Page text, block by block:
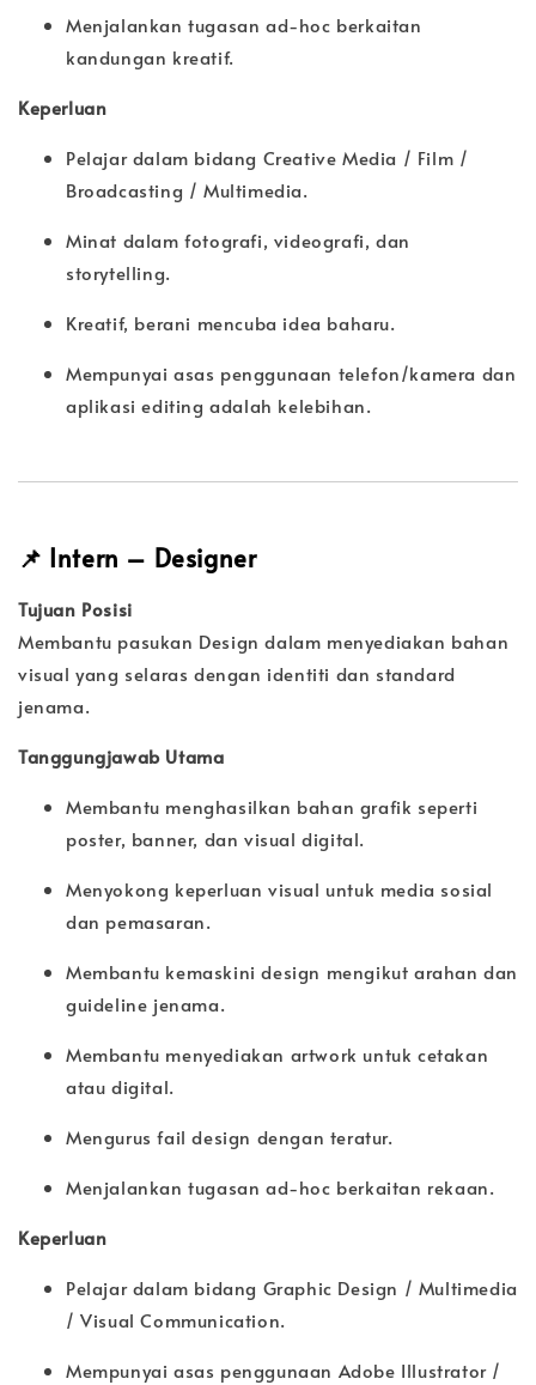
Menjalankan tugasan ad-hoc berkaitan
kandungan kreatif.
Keperluan
Pelajar dalam bidang Creative Media / Film /
Broadcasting / Multimedia.
Minat dalam fotografi, videografi, dan
storytelling.
Kreatif, berani mencuba idea baharu.
Mempunyai asas penggunaan telefon/kamera dan
aplikasi editing adalah kelebihan.
📌 Intern – Designer
Tujuan Posisi
Membantu pasukan Design dalam menyediakan bahan
visual yang selaras dengan identiti dan standard
jenama.
Tanggungjawab Utama
Membantu menghasilkan bahan grafik seperti
poster, banner, dan visual digital.
Menyokong keperluan visual untuk media sosial
dan pemasaran.
Membantu kemaskini design mengikut arahan dan
guideline jenama.
Membantu menyediakan artwork untuk cetakan
atau digital.
Mengurus fail design dengan teratur.
Menjalankan tugasan ad-hoc berkaitan rekaan.
Keperluan
Pelajar dalam bidang Graphic Design / Multimedia
/ Visual Communication.
Mempunyai asas penggunaan Adobe Illustrator /